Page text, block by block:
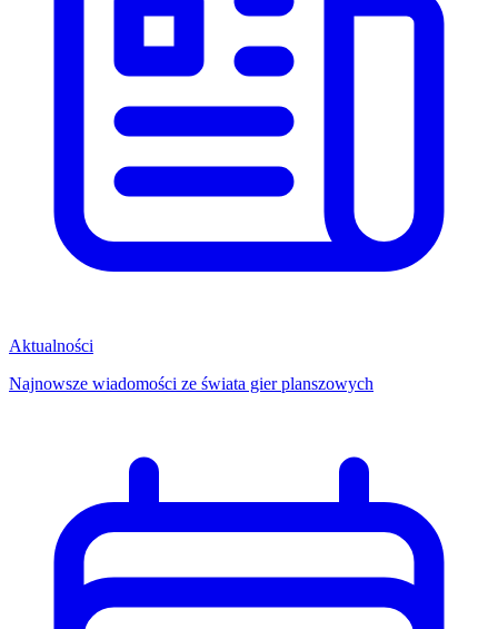
Aktualności
Najnowsze wiadomości ze świata gier planszowych